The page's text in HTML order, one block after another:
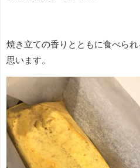
焼き立ての香りとともに食べら
思います。